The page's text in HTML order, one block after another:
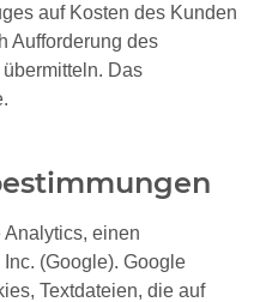
auf Kosten des Kunden
Aufforderung des
Das
einen
(Google). Google
Textdateien, die auf